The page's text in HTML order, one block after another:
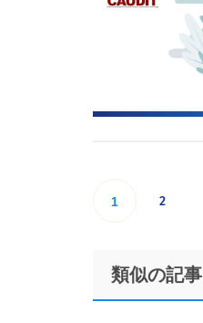
Go
page
1 Go
page
2
類似の記事